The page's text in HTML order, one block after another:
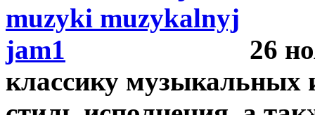
26
классику музыкальных